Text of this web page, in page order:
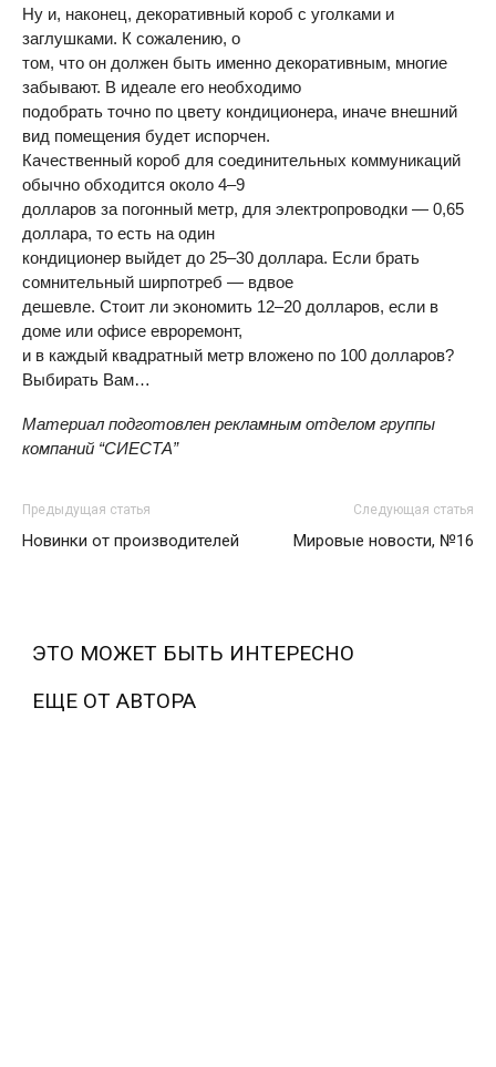
Ну и, наконец, декоративный короб с уголками и
заглушками. К сожалению, о
том, что он должен быть именно декоративным, многие
забывают. В идеале его необходимо
подобрать точно по цвету кондиционера, иначе внешний
вид помещения будет испорчен.
Качественный короб для соединительных коммуникаций
обычно обходится около 4–9
долларов за погонный метр, для электропроводки — 0,65
доллара, то есть на один
кондиционер выйдет до 25–30 доллара. Если брать
сомнительный ширпотреб — вдвое
дешевле. Стоит ли экономить 12–20 долларов, если в
доме или офисе евроремонт,
и в каждый квадратный метр вложено по 100 долларов?
Выбирать Вам…
Материал подготовлен рекламным отделом группы
компаний “СИЕСТА”
Предыдущая статья
Новинки от производителей
Следующая статья
Мировые новости, №16
ЭТО МОЖЕТ БЫТЬ ИНТЕРЕСНО
ЕЩЕ ОТ АВТОРА